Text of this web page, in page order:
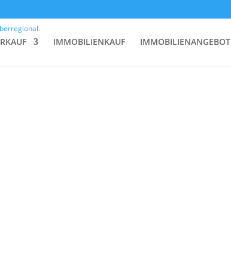
IMMOBILIENKAUF IMMOBILIENANGEBOT